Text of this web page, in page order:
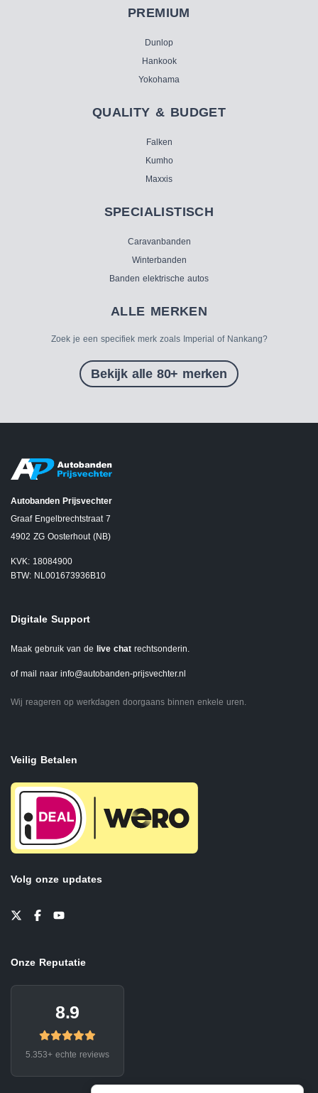
PREMIUM
Dunlop
Hankook
Yokohama
QUALITY & BUDGET
Falken
Kumho
Maxxis
SPECIALISTISCH
Caravanbanden
Winterbanden
Banden elektrische autos
ALLE MERKEN
Zoek je een specifiek merk zoals Imperial of Nankang?
Bekijk alle 80+ merken
Autobanden Prijsvechter
Graaf Engelbrechtstraat 7
4902 ZG Oosterhout (NB)
KVK: 18084900
BTW: NL001673936B10
Digitale Support
Maak gebruik van de live chat rechtsonderin.
of mail naar info@autobanden-prijsvechter.nl
Wij reageren op werkdagen doorgaans binnen enkele uren.
Veilig Betalen
Volg onze updates
Onze Reputatie
8.9
5.353+ echte reviews